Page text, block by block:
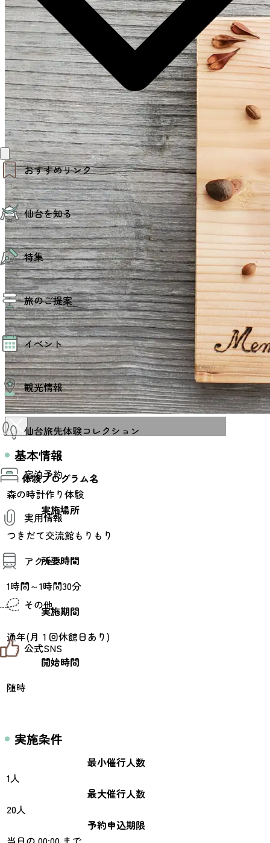
おすすめリンク
仙台夜時間
モデルコース
エリアガイド
お知らせ
お得なチケット
仙台を知る
仙台の魅力
エリアガイド
復興に向けて
仙台観光PR動画ライブラリー
仙台から行く東北周遊旅
伝統的工芸品
特集
特集
夜時間トピックス
旅のご提案
モデルコース
AIおまかせコース
オリジナルプラン
みんなの旅行記
イベント
イベント情報
その他イベント情報（音楽・展示会）
スポーツ情報
コンベンション情報
観光情報
観光スポット
温泉
季節のイベント
プロスポーツチーム・プロオーケストラ
仙台の銘品
仙台夜時間
宿泊施設
仙台観光マップ
仙台旅先体験コレクション
仙台旅先体験コレクション
体験プログラム検索（予約）
体験事業者からのお知らせ
体験トピックス
体験事業者
宿泊予約
宿泊予約
実用情報
お役立ち情報
仙台観光マップ
アクセス
仙台までの経路検索
市内の交通情報
お得なチケット
その他
お知らせ
お問い合わせ
教育旅行
仙臺写真館フォトギャラリー
公式SNS
基本情報
体験プログラム名
森の時計作り体験
実施場所
つきだて交流館もりもり
所要時間
1時間～1時間30分
実施期間
通年(月１回休館日あり)
開始時間
随時
実施条件
最小催行人数
1人
最大催行人数
20人
予約申込期限